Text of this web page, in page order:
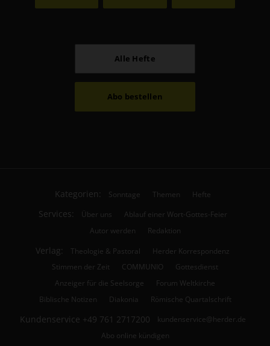
Alle Hefte
Abo bestellen
Kategorien: Sonntage Themen Hefte
Services: Über uns
Ablauf einer Wort-Gottes-Feier
Autor werden
Redaktion
Verlag: Theologie & Pastoral
Herder Korrespondenz
Stimmen der Zeit
COMMUNIO
Gottesdienst
Anzeiger für die Seelsorge
Forum Weltkirche
Biblische Notizen
Diakonia Römische Quartalschrift
Kundenservice +49 761 2717200
kundenservice@herder.de
Abo online kündigen